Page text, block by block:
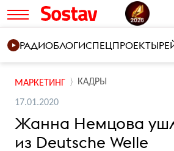
РАДИОБЛОГИСПЕЦПРОЕКТЫ
МАРКЕТИНГ КАДРЫ
17.01.2020
Жанна Немцова
из Deutsche Welle